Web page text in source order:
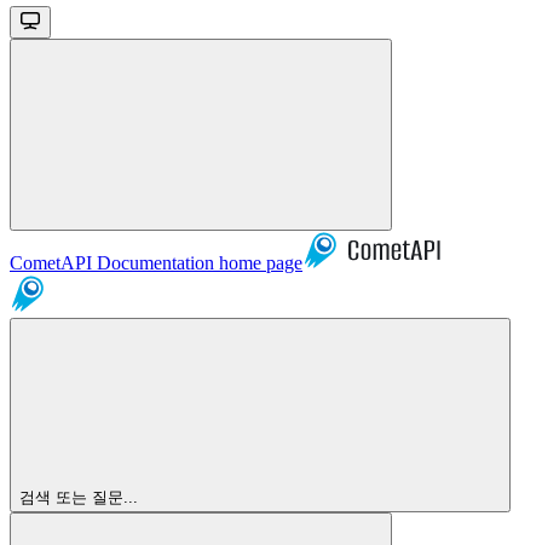
CometAPI Documentation home page
검색 또는 질문...